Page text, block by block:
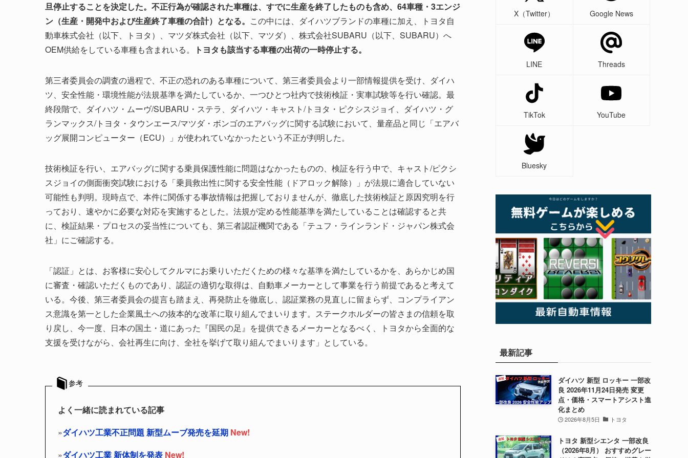
旦停止することを決定した。不正行為が確認された車種は、すでに生産を終了したものも含め、64車種・3エンジ
ン（生産・開発中および生産終了車種の合計）となる。 この中には、ダイハツブランドの車種に加え、トヨタ自
動車株式会社（以下、トヨタ）、マツダ株式会社（以下、マツダ）、株式会社SUBARU（以下、SUBARU）へ
OEM供給をしている車種も含まれいる。
トヨタも該当する車種の出荷の一時停止する。
第三者委員会の調査の過程で、不正の恐れのある車種について、第三者委員会より一部情報提供を受け、ダイハ
ツ、安全性能・環境性能が法規基準を満たしているか、一つひとつ社内で技術検証・実車試験等を行い確認。最
終段階で、ダイハツ・ムーヴ/SUBARU・ステラ、ダイハツ・キャスト/トヨタ・ピクシスジョイ、ダイハツ・グ
ランマックス/トヨタ・タウンエース/マツダ・ボンゴのエアバッグに関する試験において、量産品と同じ「エアバ
ッグ展開コンピューター（ECU）」が使われていなかったという不正が判明した。
技術検証を行い、エアバッグに関する乗員保護性能に問題はなかったものの、検証を行う中で、キャスト/ピクシ
スジョイの側面衝突試験における「乗員救出性に関する安全性能（ドアロック解除）」が法規に適合していない
可能性も判明。現時点で、本件に関係する事故情報は把握しておりませんが、徹底した技術検証と原因究明を行
っており、速やかに必要な対応を実施するとした。法規が定める性能基準を満たしていることは確認すると共
に、検証結果・プロセスの妥当性についても、第三者認証機関である「テュフ・ラインランド・ジャパン株式会
社」にご確認する。
「認証」とは、お客様に安心してクルマにお乗りいただくための様々な基準を満たしているかを、あらかじめ国
に審査・確認いただくものであり、認証の適切な取得は、自動車メーカーとして事業を行う前提であると考えて
いる。今後、第三者委員会の提言も踏まえ、再発防止を徹底し、認証業務の見直しに留まらず、コンプライアン
ス意識を第一とした企業風土への抜本的な改革に取り組んでまいります。ステークホルダーの皆さまの信頼を取
り戻し、今一度、日本の国土・道にあった『国民の足』を提供できるメーカーとなるべく、トヨタから全面的な
支援を受けながら、会社再生に向け、全社を挙げて取り組んでまいります」としている。
参考
よく一緒に読まれている記事
»ダイハツ工業不正問題 新型ムーブ発売を延期 New!
»ダイハツ工業 新体制を発表 New!
X（Twitter） Google News
LINE Threads
TikTok YouTube
Bluesky
最新記事
ダイハツ 新型 ロッキー 一部改
良 2026年11月24日発売 変更
点・価格・スマートアシスト進
化まとめ
2026年8月5日 トヨタ
トヨタ 新型シエンタ 一部改良
（2026年8月） おすすめグレー